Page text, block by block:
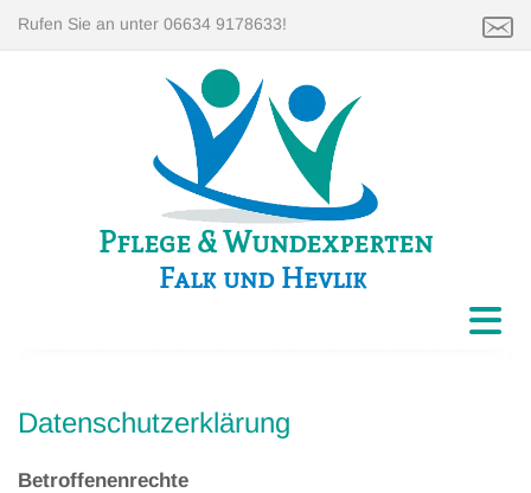
Rufen Sie an unter 06634 9178633!
Pflege & Wundexperten
Falk und Hevlik
Datenschutzerklärung
Betroffenenrechte